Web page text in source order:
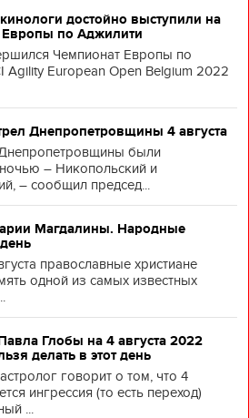
достойно выступили на
Европы по Аджилити
Чемпионат Европы по
Agility European Open Belgium 2022
Днепропетровщины 4 августа
были
– Никопольский и
– сообщил председ...
Магдалины. Народные
православные христиане
одной из самых известных
Глобы на 4 августа 2022
делать в этот день
говорит о том, что 4
ингрессия (то есть переход)
...